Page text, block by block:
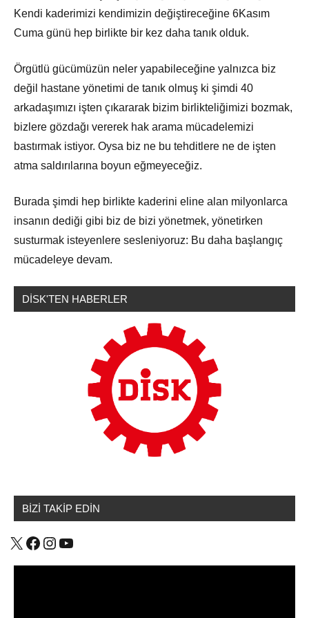
Kendi kaderimizi kendimizin değiştireceğine 6Kasım
Cuma günü hep birlikte bir kez daha tanık olduk.
Örgütlü gücümüzün neler yapabileceğine yalnızca biz
değil hastane yönetimi de tanık olmuş ki şimdi 40
arkadaşımızı işten çıkararak bizim birlikteliğimizi bozmak,
bizlere gözdağı vererek hak arama mücadelemizi
bastırmak istiyor. Oysa biz ne bu tehditlere ne de işten
atma saldırılarına boyun eğmeyeceğiz.
Burada şimdi hep birlikte kaderini eline alan milyonlarca
insanın dediği gibi biz de bizi yönetmek, yönetirken
susturmak isteyenlere sesleniyoruz: Bu daha başlangıç
mücadeleye devam.
Basın
DİSK'TEN HABERLER
BİZİ TAKİP EDİN
X Facebook
Instagram
YouTube